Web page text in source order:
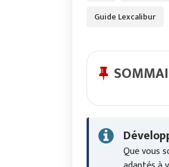
Guide Lexcalibur
Que vous